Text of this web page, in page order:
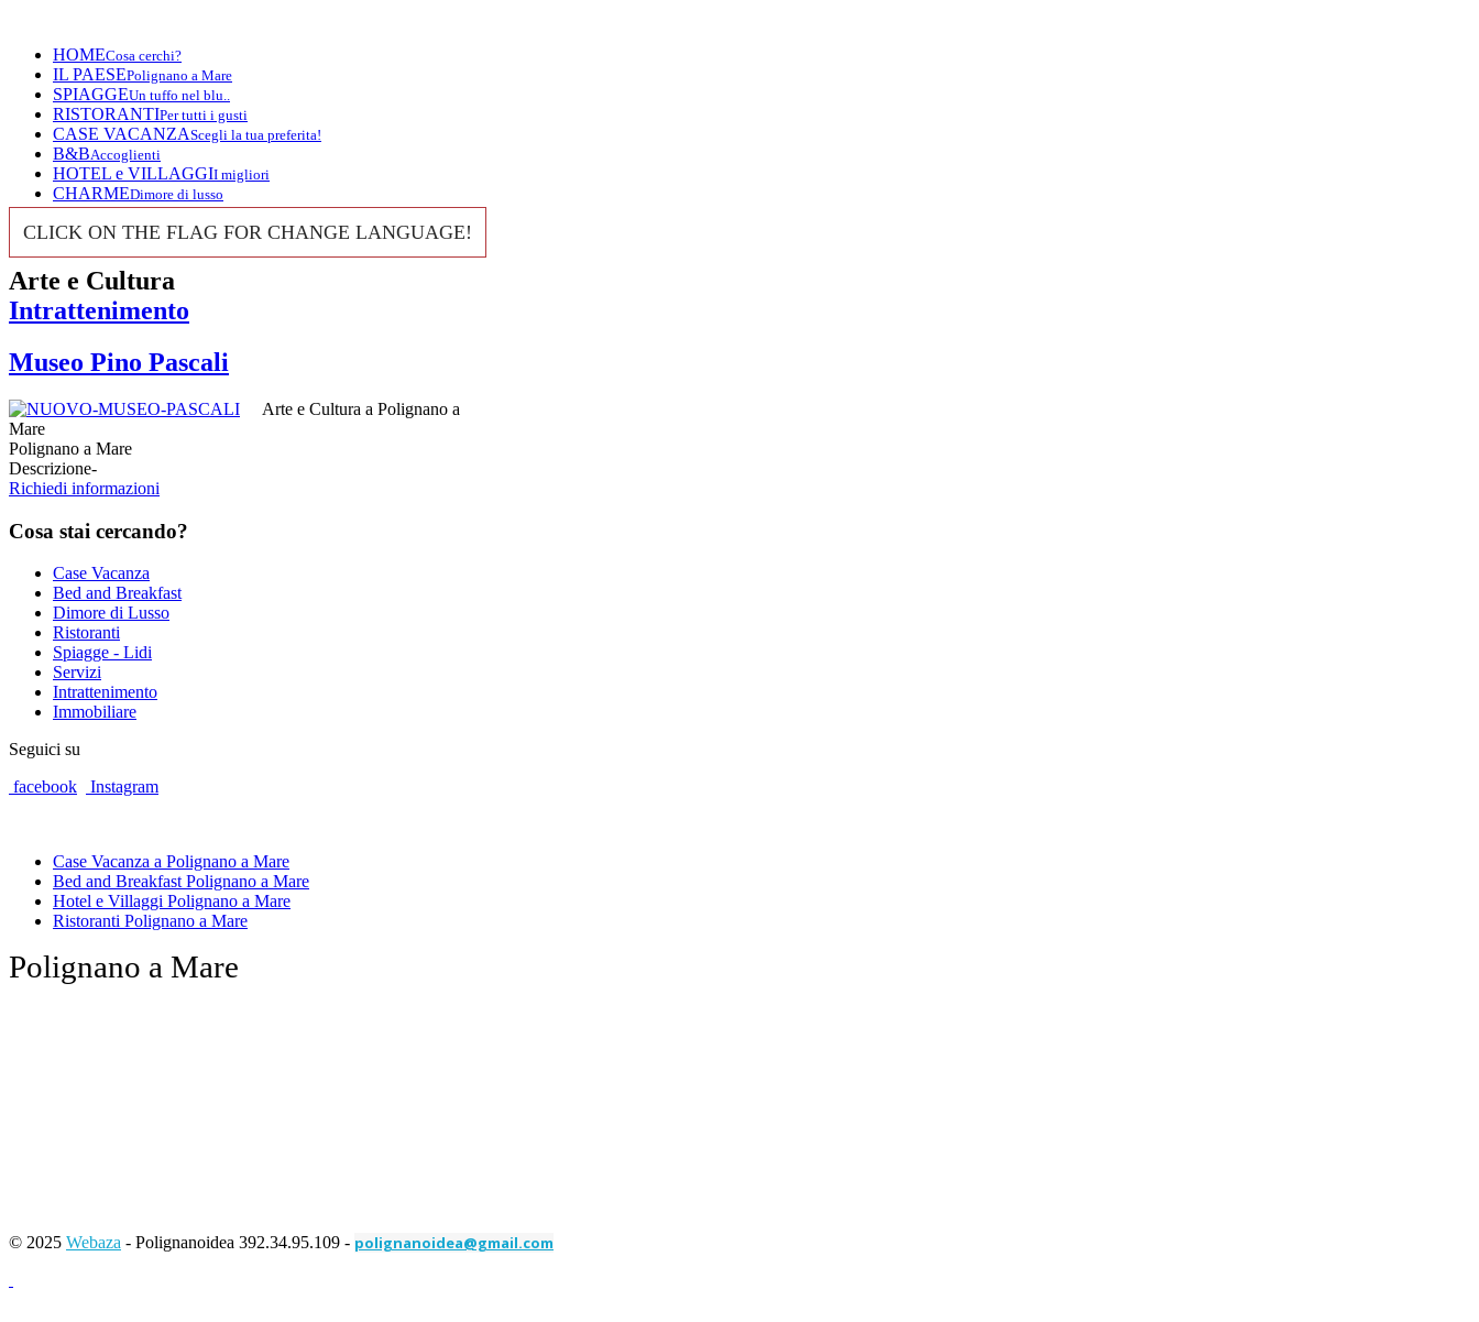
HOMECosa cerchi?
IL PAESEPolignano a Mare
SPIAGGEUn tuffo nel blu..
RISTORANTIPer tutti i gusti
CASE VACANZAScegli la tua preferita!
B&BAccoglienti
HOTEL e VILLAGGII migliori
CHARMEDimore di lusso
CLICK ON THE FLAG FOR CHANGE LANGUAGE!
Arte e Cultura
Intrattenimento
Museo Pino Pascali
Arte e Cultura a Polignano a
Mare
Polignano a Mare
Descrizione-
Richiedi informazioni
Cosa stai cercando?
Case Vacanza
Bed and Breakfast
Dimore di Lusso
Ristoranti
Spiagge - Lidi
Servizi
Intrattenimento
Immobiliare
Seguici su
facebook
Instagram
Case Vacanza a Polignano a Mare
Bed and Breakfast Polignano a Mare
Hotel e Villaggi Polignano a Mare
Ristoranti Polignano a Mare
Polignano a Mare
© 2025 Webaza - Polignanoidea 392.34.95.109 - polignanoidea@gmail.com